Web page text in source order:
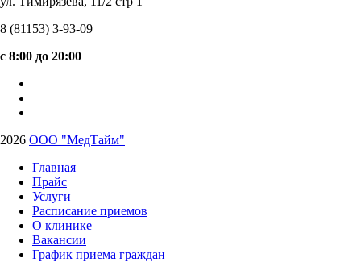
8 (81153) 3-93-09
c 8:00 до 20:00
2026 ООО "МедТайм"
Главная
Прайс
Услуги
Расписание приемов
О клинике
Вакансии
График приема граждан